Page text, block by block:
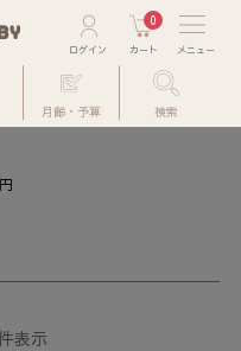
0
月齢・予算 検索
表示